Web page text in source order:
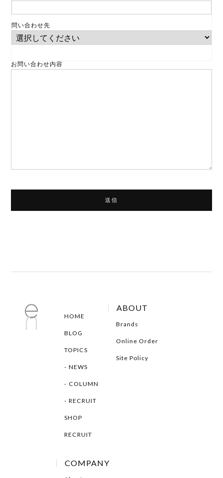
問い合わせ先
お問い合わせ内容
HOME
BLOG
TOPICS
NEWS
COLUMN
RECRUIT
SHOP
RECRUIT
ABOUT
Brands
Online Order
Site Policy
COMPANY